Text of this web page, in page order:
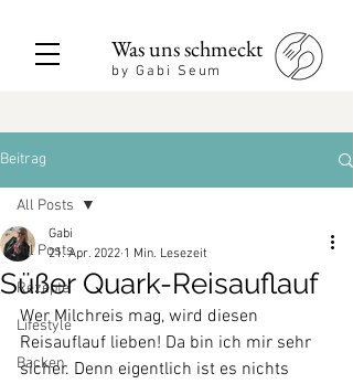
Was uns schmeckt
by Gabi Seum
Beitrag
All Posts
Rezepte
Lifestyle
Backen
All Posts
Süßer Quark-Reisauflauf
Gabi
21. Apr. 2022 1 Min. Lesezeit
Wer Milchreis mag, wird diesen
Reisauflauf lieben! Da bin ich mir sehr
sicher. Denn eigentlich ist es nichts